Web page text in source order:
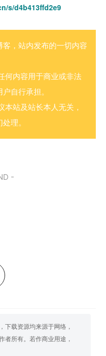
s/d4b413ffd2e9
，站内发布的一切内容
何内容用于商业或非法
自行承担。
本站及站长本人无关，
理。
-
下载资源均来源于网络，
者所有。若作商业用途，